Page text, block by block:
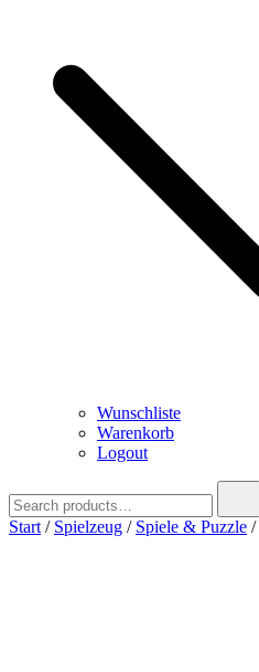
Wunschliste
Warenkorb
Logout
for:
Start / Spielzeug / Spiele & Puzzle /